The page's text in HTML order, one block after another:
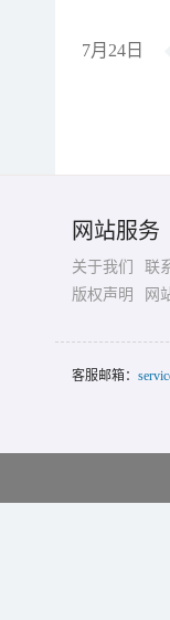
7月24日
网站服务
关于我们 联
版权声明
网
客服邮箱：